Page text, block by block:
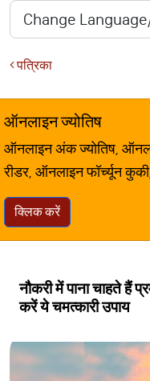
पत्रिका
ऑनलाइन ज्योतिष
ऑनलाइन अंक ज्योतिष,
रीडर, ऑनलाइन फॉर्च्यून
क्लिक करें
नौकरी में पाना चाहते हैं
करें ये चमत्कारी उपाय